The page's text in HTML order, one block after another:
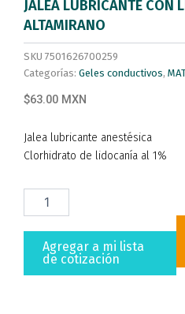
JALEA LUBRICANTE CON
ALTAMIRANO
SKU 7501626700259
Categorías: Geles conductivos,
$63.00 MXN
Jalea lubricante anestésica
Clorhidrato de lidocanía al 1%
JALEA
LUBRICANTE
LIDOCAÍNA
Agregar a mi lista
de cotización